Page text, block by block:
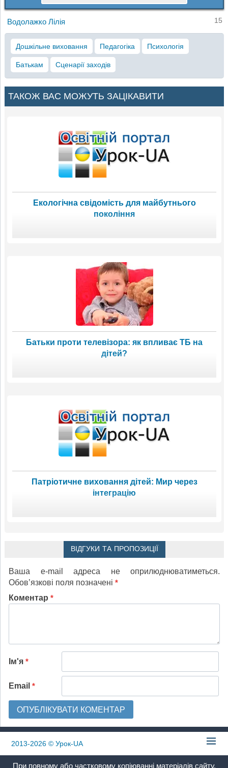
Водолажко Лілія 15
Дошкільне виховання Педагогіка Психологія
Батькам Сценарії заходів
ТАКОЖ ВАС МОЖУТЬ ЗАЦІКАВИТИ
Екологічна свідомість для майбутнього
покоління
Батьки проти телевізора: як впливає ТБ на
дітей?
Патріотичне виховання дітей: Мир через
інтеграцію
ВІДГУКИ ТА ПРОПОЗИЦІЇ
Ваша e-mail адреса не оприлюднюватиметься.
Обов’язкові поля позначені *
Коментар *
Ім'я *
Email *
2013-2026© Урок-UA
При повному або частковому копіюванні матеріалів сайту,